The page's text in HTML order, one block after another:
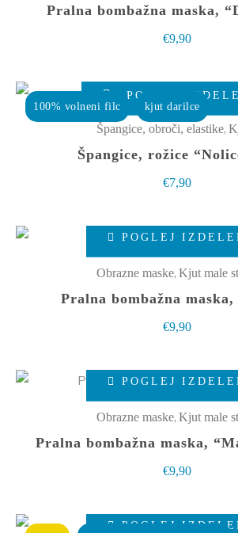
Pralna bombažna maska,
€9,90
100% volneni filc kjut darilce
POGLEJ
Špangice, obroči, elastike, Kjut
Špangice, rožice
€7,90
POGLEJ
Obrazne maske, Kjut male
Pralna bombažna maska,
€9,90
POGLEJ
Obrazne maske, Kjut male
Pralna bombažna maska,
€9,90
POGLEJ